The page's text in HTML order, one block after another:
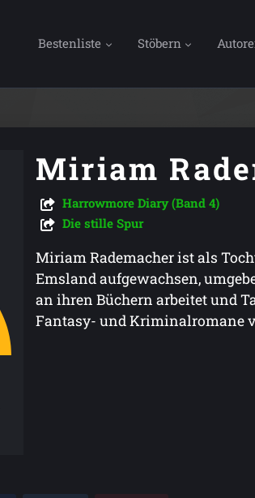
Bestenliste Stöbern
Miriam
Harrowmore Diary (Band 4)
Die stille Spur
Miriam Rademacher ist als
Emsland aufgewachsen,
an ihren Büchern arbeitet und
Fantasy- und Kriminalromane